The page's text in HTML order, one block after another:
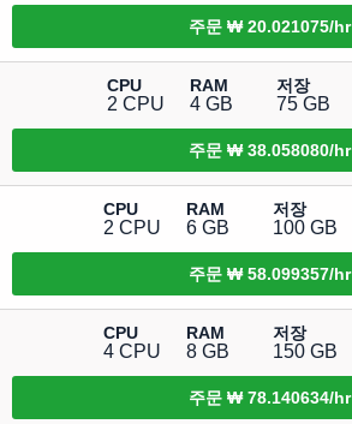
주문₩ 20.021075/hr
CPU
2 CPU
RAM
4 GB
저장
75 GB
주문₩ 38.058080/hr
CPU
2 CPU
RAM
6 GB
저장
100 GB
주문₩ 58.099357/hr
CPU
4 CPU
RAM
8 GB
저장
150 GB
주문₩ 78.140634/hr